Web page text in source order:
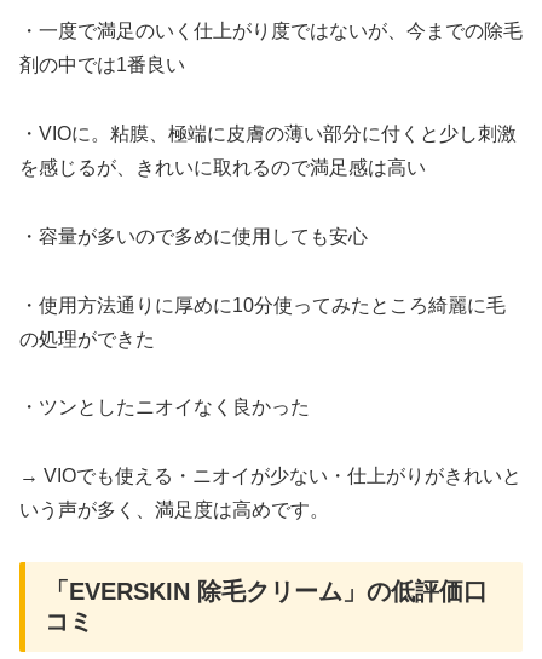
・一度で満足のいく仕上がり度ではないが、今までの除毛
剤の中では1番良い
・VIOに。粘膜、極端に皮膚の薄い部分に付くと少し刺激
を感じるが、きれいに取れるので満足感は高い
・容量が多いので多めに使用しても安心
・使用方法通りに厚めに10分使ってみたところ綺麗に毛
の処理ができた
・ツンとしたニオイなく良かった
→ VIOでも使える・ニオイが少ない・仕上がりがきれいと
いう声が多く、満足度は高めです。
「EVERSKIN 除毛クリーム」の低評価口
コミ